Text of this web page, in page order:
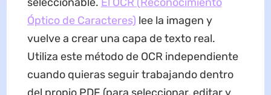
Óptico de Caracteres) lee la imagen y
vuelve a crear una capa de texto real.
Utiliza este método de OCR independiente
cuando quieras seguir trabajando dentro